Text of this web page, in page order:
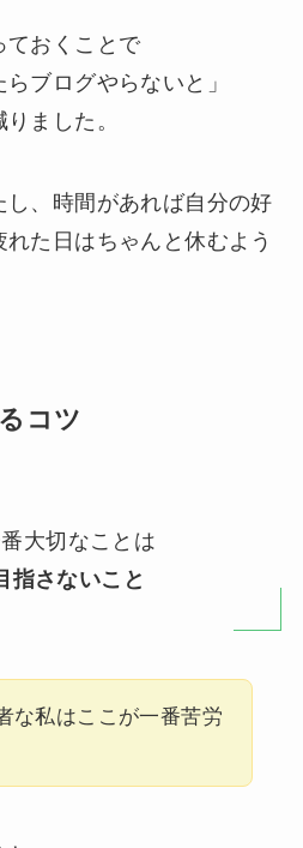
ておくことで
ブログやらないと」
ました。
、時間があれば自分の好
た日はちゃんと休むよう
コツ
大切なことは
指さないこと
な私はここが一番苦労